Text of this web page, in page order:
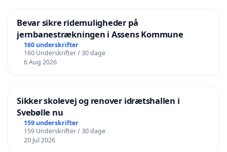
Bevar sikre ridemuligheder på
jernbanestrækningen i Assens Kommune
160 underskrifter
160 Underskrifter / 30 dage
6 Aug 2026
Sikker skolevej og renover idrætshallen i
Svebølle nu
159 underskrifter
159 Underskrifter / 30 dage
20 Jul 2026